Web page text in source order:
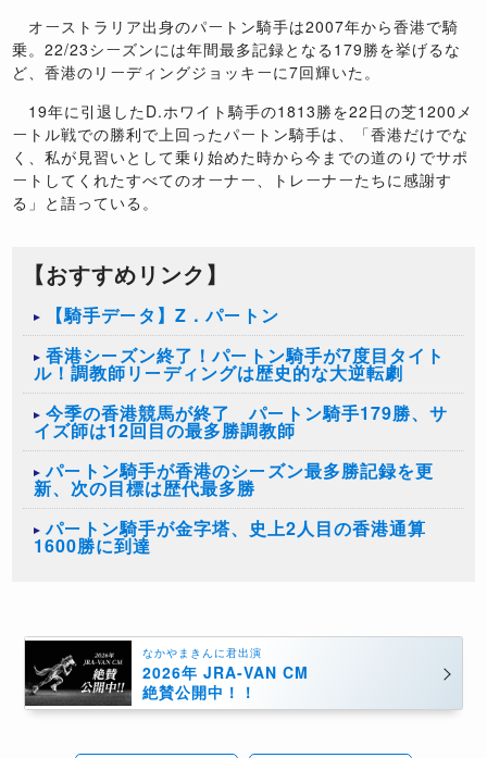
オーストラリア出身のパートン騎手は2007年から香港で騎
乗。22/23シーズンには年間最多記録となる179勝を挙げるな
ど、香港のリーディングジョッキーに7回輝いた。
19年に引退したD.ホワイト騎手の1813勝を22日の芝1200メ
ートル戦での勝利で上回ったパートン騎手は、「香港だけでな
く、私が見習いとして乗り始めた時から今までの道のりでサポ
ートしてくれたすべてのオーナー、トレーナーたちに感謝す
る」と語っている。
【おすすめリンク】
【騎手データ】Z．パートン
香港シーズン終了！パートン騎手が7度目タイト
ル！調教師リーディングは歴史的な大逆転劇
今季の香港競馬が終了 パートン騎手179勝、サ
イズ師は12回目の最多勝調教師
パートン騎手が香港のシーズン最多勝記録を更
新、次の目標は歴代最多勝
パートン騎手が金字塔、史上2人目の香港通算
1600勝に到達
なかやまきんに君出演
2026年 JRA-VAN CM
絶賛公開中！！